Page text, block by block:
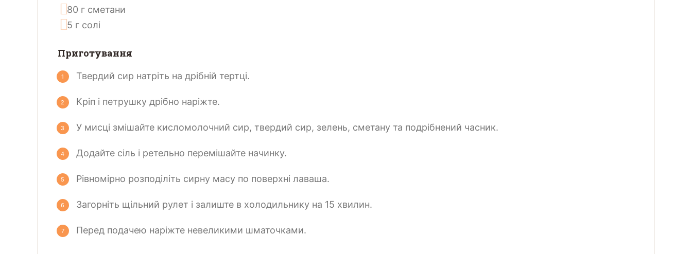
80 г сметани
5 г солі
Приготування
Твердий сир натріть на дрібній тертці.
Кріп і петрушку дрібно наріжте.
У мисці змішайте кисломолочний сир, твердий сир, зелень, сметану та подрібнений часник.
Додайте сіль і ретельно перемішайте начинку.
Рівномірно розподіліть сирну масу по поверхні лаваша.
Загорніть щільний рулет і залиште в холодильнику на 15 хвилин.
Перед подачею наріжте невеликими шматочками.